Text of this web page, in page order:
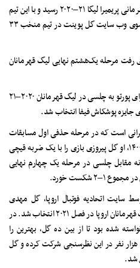
طارمی با پورتو در لیگ پرتغال به نایب قهرمانی پریمیرا لیگا ۲۱–۲۰۲۰ رسید و با این تیم
قهرمان سوپر جام فوتبال پرتغال شد واز سوی وب سایت گل پوینت در تیم منخب ۳۳
در بازی رفت مرحله یک‌هشتم نهایی لیگ قهرمانان
از سوی دیگر، گل قیچی برگردان طارمی برای پورتو به چلسی در لیگ قهرمانان ۲۰۲۰–۲۱
جایزه پوشکاش فیفا انتخاب شد.
است که در مرحله حذفی اول مسابقات
گلزنی کرده است و حتی در ۲۴ فروردین ۱۴۰۰، او گل پیروزی بازی را با یک ضربه قیچی
برد ۱–۰ خارج از خانه مقابل چلسی در مرحله یک چهارم نهایی
شکست خورد.
سایت اتحادیه فوتبال اروپا، گل مهدی
طارمی به چلسی به عنوان بهترین گل لیگ قهرمانان اروپا در فصل ۲۰۲۱ انتخاب شد. در
شده بود تا از بین ده گل، بهترین را
نفر در این نظرسنجی شرکت کرده و گل